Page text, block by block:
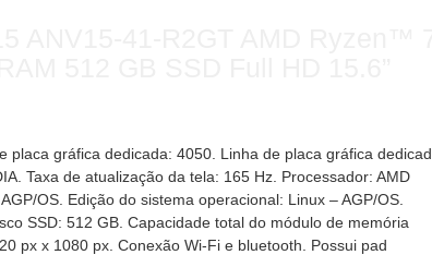
gráfica dedicada: 4050. Linha de placa gráfica
Taxa de atualização da tela: 165 Hz. Processador: AMD
OS. Edição do sistema operacional: Linux – AGP/OS.
SSD: 512 GB. Capacidade total do módulo de memória
px x 1080 px. Conexão Wi-Fi e bluetooth. Possui pad